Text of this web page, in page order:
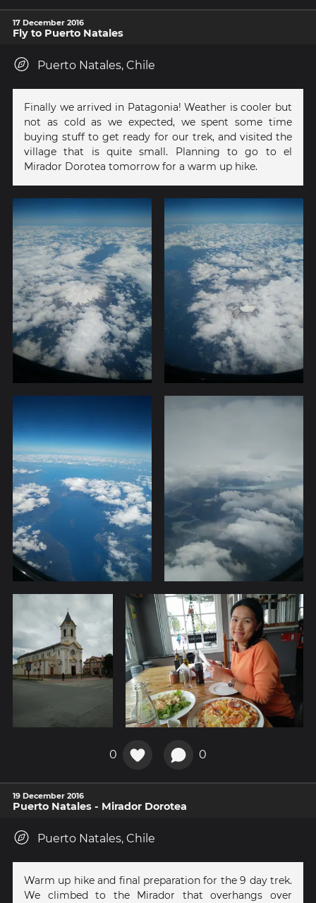
17 December 2016
Fly to Puerto Natales
Puerto Natales, Chile
Finally we arrived in Patagonia! Weather is cooler but
not as cold as we expected, we spent some time
buying stuff to get ready for our trek, and visited the
village that is quite small. Planning to go to el
Mirador Dorotea tomorrow for a warm up hike.
0 0
19 December 2016
Puerto Natales - Mirador Dorotea
Puerto Natales, Chile
Warm up hike and final preparation for the 9 day trek.
We climbed to the Mirador that overhangs over